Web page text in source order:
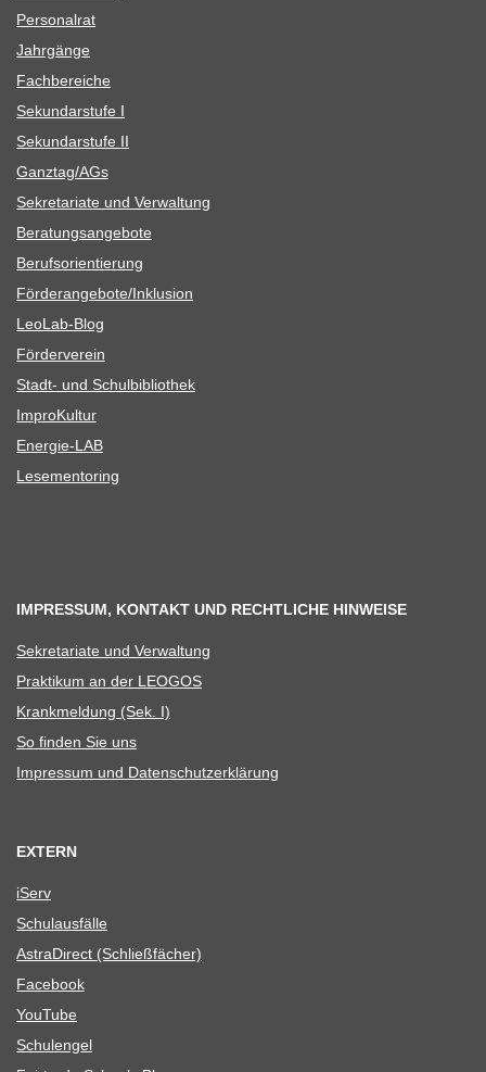
Per­so­nal­rat
Jahr­gänge
Fach­be­rei­che
Sekun­dar­stufe I
Sekun­dar­stufe II
Ganztag/​​AGs
Sekre­ta­riate und Verwaltung
Bera­tungs­an­ge­bote
Berufs­ori­en­tie­rung
Förderangebote/​​Inklusion
Leo­Lab-Blog
För­der­ver­ein
Stadt- und Schulbibliothek
Impro­Kul­tur
Ener­­gie-LAB
Lese­men­to­ring
IMPRESSUM, KONTAKT UND RECHTLICHE HINWEISE
Sekre­ta­riate und Verwaltung
Prak­ti­kum an der LEOGOS
Krank­mel­dung (Sek. I)
So fin­den Sie uns
Impres­sum und Datenschutzerklärung
EXTERN
iServ
Schul­aus­fälle
Astra­Di­rect (Schließ­fä­cher)
Face­book
You­Tube
Schul­en­gel